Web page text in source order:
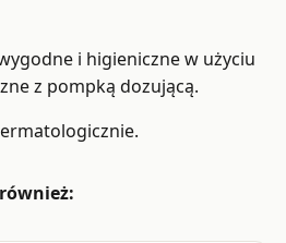
i higieniczne w użyciu
z pompką dozującą.